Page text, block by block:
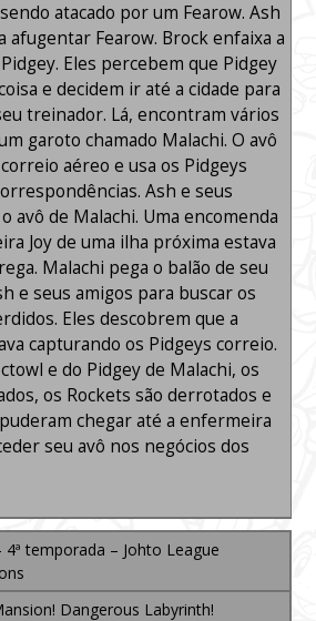
atacado por um Fearow. Ash
afugentar Fearow. Brock enfaixa a
Eles percebem que Pidgey
e decidem ir até a cidade para
treinador. Lá, encontram vários
garoto chamado Malachi. O avô
aéreo e usa os Pidgeys
Ash e seus
avô de Malachi. Uma encomenda
Joy de uma ilha próxima estava
Malachi pega o balão de seu
e seus amigos para buscar os
Eles descobrem que a
capturando os Pidgeys correio.
e do Pidgey de Malachi, os
os Rockets são derrotados e
chegar até a enfermeira
seu avô nos negócios dos
4ª temporada – Johto League
Dangerous Labyrinth!